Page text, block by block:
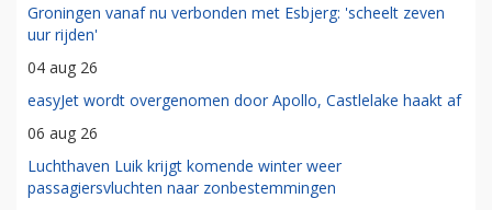
Groningen vanaf nu verbonden met Esbjerg: 'scheelt zeven
uur rijden'
04 aug 26
easyJet wordt overgenomen door Apollo, Castlelake haakt af
06 aug 26
Luchthaven Luik krijgt komende winter weer
passagiersvluchten naar zonbestemmingen